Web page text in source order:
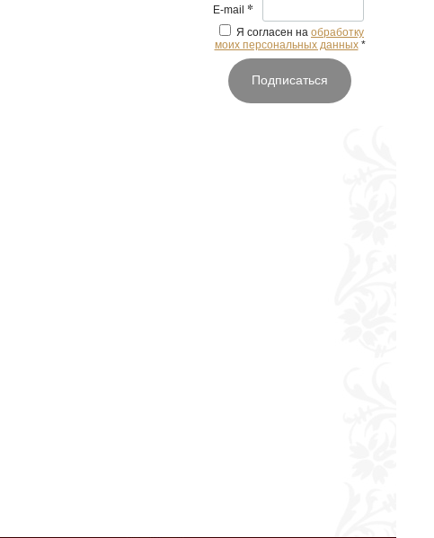
E-mail *
Я согласен на обработку
моих персональных данных *
Подписаться